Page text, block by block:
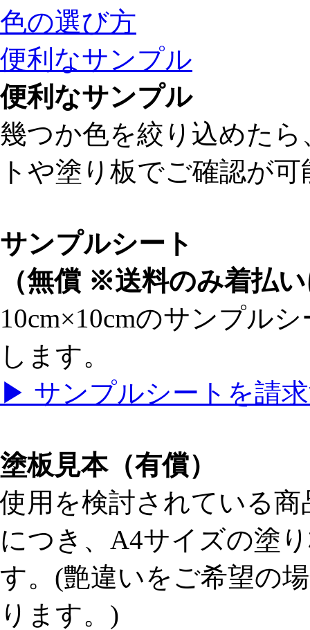
色の選び方
便利なサンプル
便利なサンプル
幾つか色を絞り込めた
トや塗り板でご確認が
サンプルシート
（無償 ※送料のみ着払
10cm×10cmのサンプル
します。
▶ サンプルシートを請
塗板見本（有償）
使用を検討されている
につき、A4サイズの塗
す。(艶違いをご希望の
ります。)